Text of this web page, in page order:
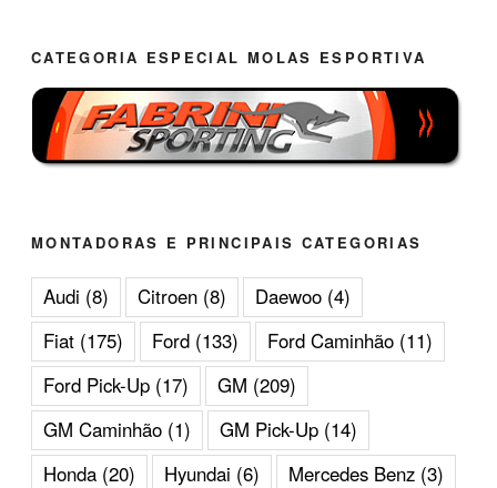
CATEGORIA ESPECIAL MOLAS ESPORTIVA
MONTADORAS E PRINCIPAIS CATEGORIAS
Audi (8) Citroen (8) Daewoo (4)
Fiat (175) Ford (133) Ford Caminhão (11)
Ford Pick-Up (17) GM (209)
GM Caminhão (1) GM Pick-Up (14)
Honda (20) Hyundai (6) Mercedes Benz (3)